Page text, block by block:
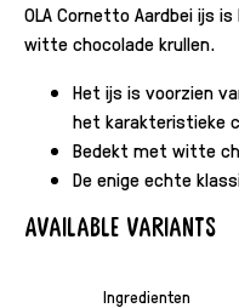
OLA Cornetto Aardbei ijs
witte chocolade krullen.
Het ijs is voorzien
het karakteristieke
Bedekt met witte
De enige echte
Available variants
Ingredienten